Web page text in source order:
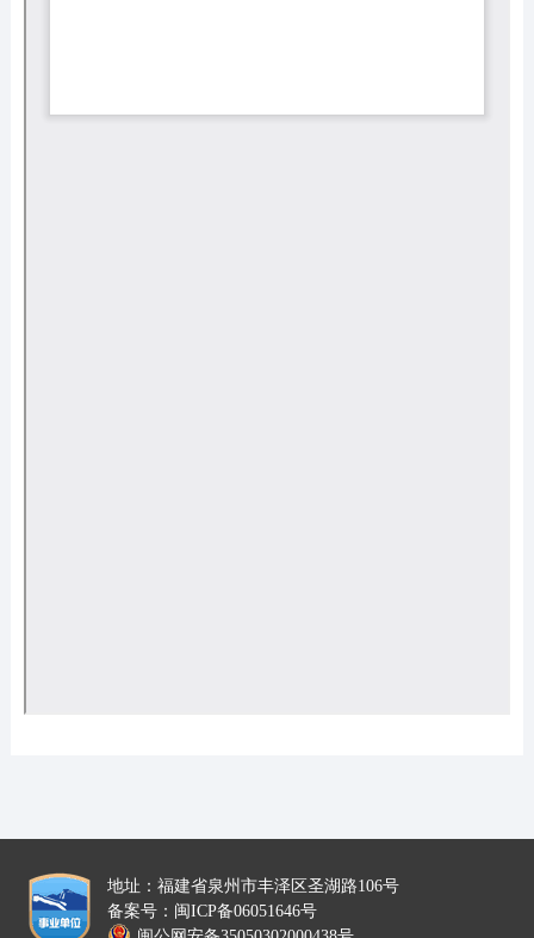
地址：福建省泉州市丰泽区圣湖路106号
备案号：闽ICP备06051646号